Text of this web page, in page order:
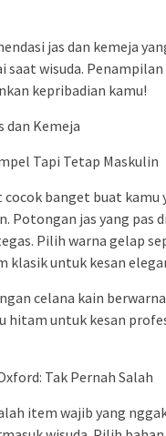
jas dan kemeja
saat wisuda.
kepribadian kamu!
dan Kemeja
Tapi Tetap Maskulin
cocok banget buat
Potongan jas yang pas
Pilih warna gelap
klasik untuk kesan
celana kain
hitam untuk kesan
Tak Pernah Salah
item wajib yang